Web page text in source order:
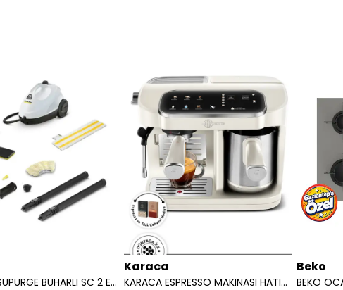
KARCHER SUPURGE BUHARLI SC 2 EASYFIX EU BEYAZ 15126000
Karaca
KARACA ESPRESSO MAKINASI HATIR PERFETTO ESPRESSO T.K.M.STARLIGHT 8683650465911
Beko